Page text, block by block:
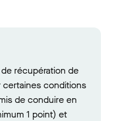
récupération de
conditions
de conduire en
1 point) et